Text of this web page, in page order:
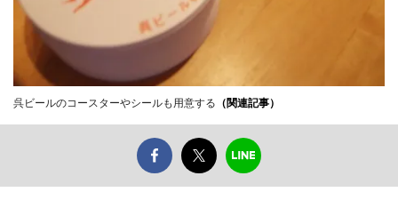
呉ビールのコースターやシールも用意する （関連記事）